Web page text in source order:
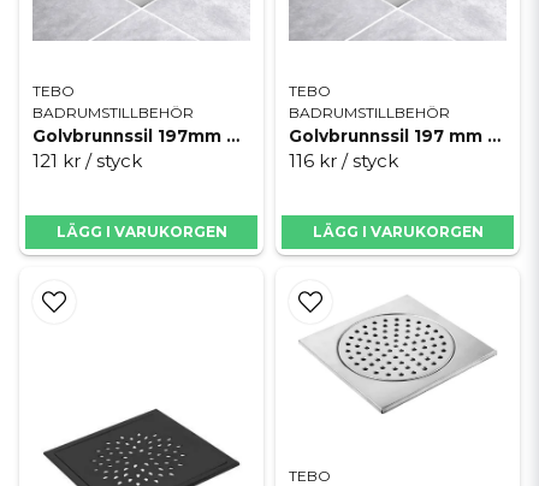
TEBO
BADRUMSTILLBEHÖR
Golvbrunnssil 197mm Blank M/U
121 kr / styck
LÄGG I VARUKORGEN
TEBO
BADRUMSTILLBEHÖR
Golvbrunnssil 197 mm Blank U/U
116 kr / styck
LÄGG I VARUKORGEN
TEBO